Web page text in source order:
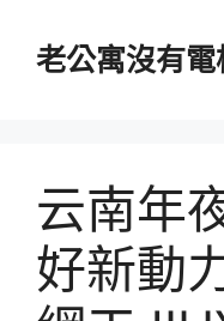
老公寓沒有電
云南年
好新動